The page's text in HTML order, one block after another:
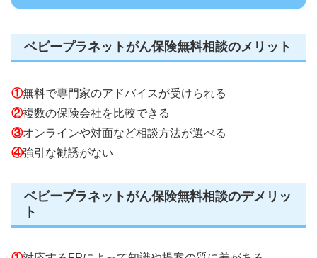
ベビープラネットがん保険無料相談のメリット
①無料で専門家のアドバイスが受けられる
②複数の保険会社を比較できる
③オンラインや対面など相談方法が選べる
④強引な勧誘がない
ベビープラネットがん保険無料相談のデメリッ
ト